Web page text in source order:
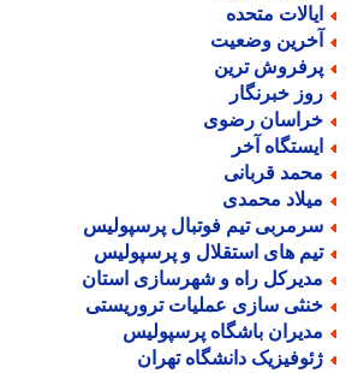
متحده
وضعیت
ترین
خبرنگار
رضوی
آخر
قربانی
محمدی
تیم فوتبال پرسپولیس
های استقلال و پرسپولیس
راه و شهرسازی استان
سازی عملیات تروریستی
باشگاه پرسپولیس
دانشگاه تهران